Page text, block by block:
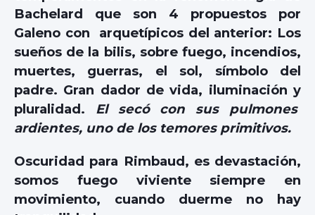
Bachelard que son 4 propuestos por
Galeno con arquetípicos del anterior: Los
sueños de la bilis, sobre fuego, incendios,
muertes, guerras, el sol, símbolo del
padre. Gran dador de vida, iluminación y
pluralidad. El secó con sus pulmones
ardientes, uno de los temores primitivos.
Oscuridad para Rimbaud, es devastación,
somos fuego viviente siempre en
movimiento, cuando duerme no hay